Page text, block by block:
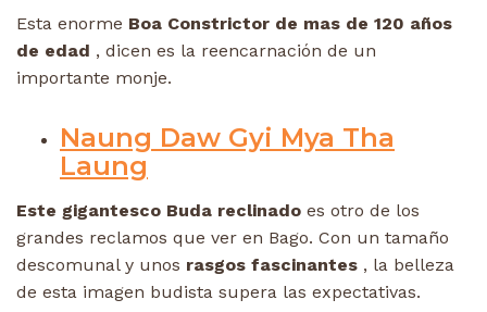
Esta enorme Boa Constrictor de mas de 120 años
de edad , dicen es la reencarnación de un
importante monje.
Naung Daw Gyi Mya Tha
Laung
Este gigantesco Buda reclinado es otro de los
grandes reclamos que ver en Bago. Con un tamaño
descomunal y unos rasgos fascinantes , la belleza
de esta imagen budista supera las expectativas.